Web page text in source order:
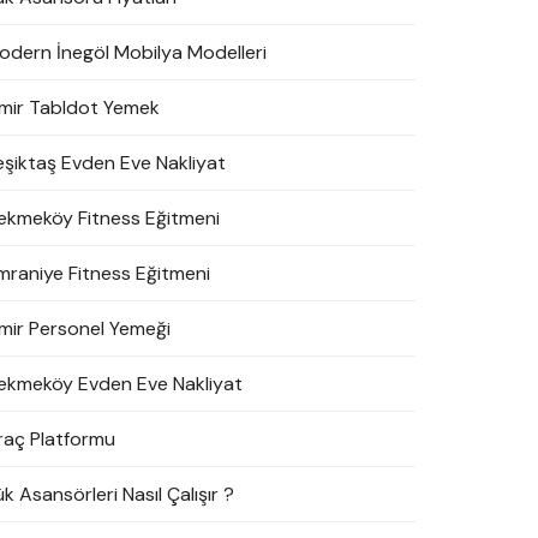
İnegöl Mobilya Modelleri
Tabldot Yemek
Evden Eve Nakliyat
Fitness Eğitmeni
Fitness Eğitmeni
Personel Yemeği
Evden Eve Nakliyat
Platformu
Asansörleri Nasıl Çalışır ?